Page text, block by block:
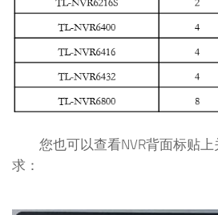
您也可以查看NVR背面标贴上
求：